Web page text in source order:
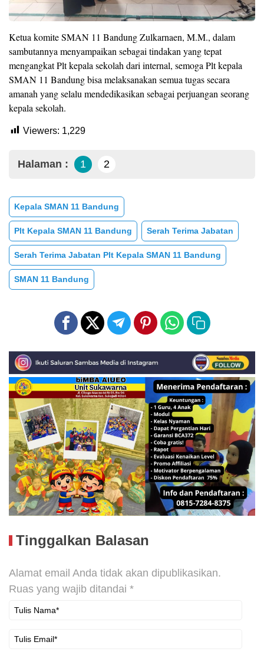
Ketua komite SMAN 11 Bandung Zulkarnaen, M.M., dalam
sambutannya menyampaikan sebagai tindakan yang tepat
mengangkat Plt kepala sekolah dari internal, semoga Plt kepala
SMAN 11 Bandung bisa melaksanakan semua tugas secara
amanah yang selalu mendedikasikan sebagai perjuangan seorang
kepala sekolah.
Viewers: 1,229
Halaman : 1 2
Kepala SMAN 11 Bandung
Plt Kepala SMAN 11 Bandung Serah Terima Jabatan
Serah Terima Jabatan Plt Kepala SMAN 11 Bandung
SMAN 11 Bandung
Tinggalkan Balasan
Alamat email Anda tidak akan dipublikasikan.
Ruas yang wajib ditandai *